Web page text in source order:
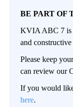
BE PART OF
KVIA ABC 7 is
and
Please keep
can review our
If you would
here.